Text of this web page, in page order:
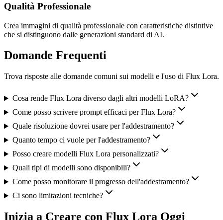
Qualità Professionale
Crea immagini di qualità professionale con caratteristiche distintive
che si distinguono dalle generazioni standard di AI.
Domande Frequenti
Trova risposte alle domande comuni sui modelli e l'uso di Flux Lora.
Cosa rende Flux Lora diverso dagli altri modelli LoRA?
Come posso scrivere prompt efficaci per Flux Lora?
Quale risoluzione dovrei usare per l'addestramento?
Quanto tempo ci vuole per l'addestramento?
Posso creare modelli Flux Lora personalizzati?
Quali tipi di modelli sono disponibili?
Come posso monitorare il progresso dell'addestramento?
Ci sono limitazioni tecniche?
Inizia a Creare con Flux Lora Oggi